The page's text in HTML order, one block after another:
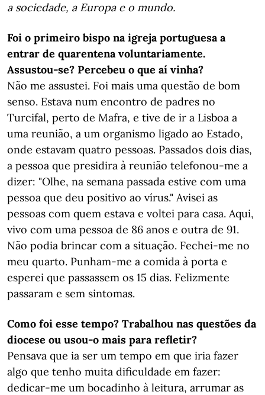
a sociedade, a Europa e o mundo.
Foi o primeiro bispo na igreja portuguesa a
entrar de quarentena voluntariamente.
Assustou-se? Percebeu o que aí vinha?
Não me assustei. Foi mais uma questão de bom
senso. Estava num encontro de padres no
Turcifal, perto de Mafra, e tive de ir a Lisboa a
uma reunião, a um organismo ligado ao Estado,
onde estavam quatro pessoas. Passados dois dias,
a pessoa que presidira à reunião telefonou-me a
dizer: "Olhe, na semana passada estive com uma
pessoa que deu positivo ao vírus." Avisei as
pessoas com quem estava e voltei para casa. Aqui,
vivo com uma pessoa de 86 anos e outra de 91.
Não podia brincar com a situação. Fechei-me no
meu quarto. Punham-me a comida à porta e
esperei que passassem os 15 dias. Felizmente
passaram e sem sintomas.
Como foi esse tempo? Trabalhou nas questões da
diocese ou usou-o mais para refletir?
Pensava que ia ser um tempo em que iria fazer
algo que tenho muita dificuldade em fazer:
dedicar-me um bocadinho à leitura, arrumar as